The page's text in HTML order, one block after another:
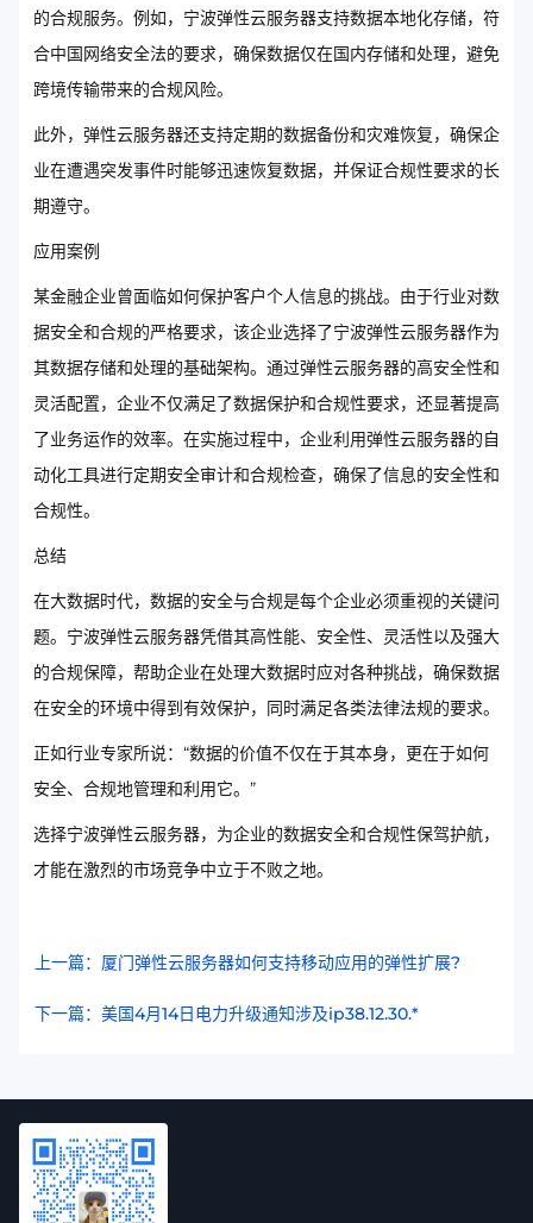
的合规服务。例如，宁波弹性云服务器支持数据本地化存储，符
合中国网络安全法的要求，确保数据仅在国内存储和处理，避免
跨境传输带来的合规风险。
此外，弹性云服务器还支持定期的数据备份和灾难恢复，确保企
业在遭遇突发事件时能够迅速恢复数据，并保证合规性要求的长
期遵守。
应用案例
某金融企业曾面临如何保护客户个人信息的挑战。由于行业对数
据安全和合规的严格要求，该企业选择了宁波弹性云服务器作为
其数据存储和处理的基础架构。通过弹性云服务器的高安全性和
灵活配置，企业不仅满足了数据保护和合规性要求，还显著提高
了业务运作的效率。在实施过程中，企业利用弹性云服务器的自
动化工具进行定期安全审计和合规检查，确保了信息的安全性和
合规性。
总结
在大数据时代，数据的安全与合规是每个企业必须重视的关键问
题。宁波弹性云服务器凭借其高性能、安全性、灵活性以及强大
的合规保障，帮助企业在处理大数据时应对各种挑战，确保数据
在安全的环境中得到有效保护，同时满足各类法律法规的要求。
正如行业专家所说：“数据的价值不仅在于其本身，更在于如何
安全、合规地管理和利用它。”
选择宁波弹性云服务器，为企业的数据安全和合规性保驾护航，
才能在激烈的市场竞争中立于不败之地。
上一篇：厦门弹性云服务器如何支持移动应用的弹性扩展?
下一篇：美国4月14日电力升级通知涉及ip38.12.30.*